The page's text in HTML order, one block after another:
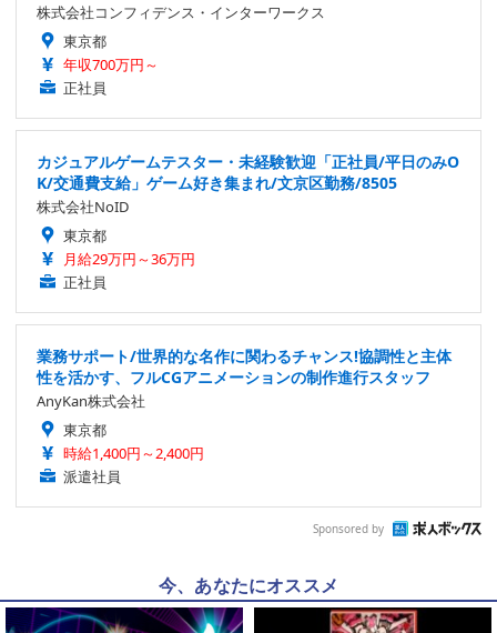
株式会社コンフィデンス・インターワークス
東京都
年収700万円～
正社員
カジュアルゲームテスター・未経験歓迎「正社員/平日のみO
K/交通費支給」ゲーム好き集まれ/文京区勤務/8505
株式会社NoID
東京都
月給29万円～36万円
正社員
業務サポート/世界的な名作に関わるチャンス!協調性と主体
性を活かす、フルCGアニメーションの制作進行スタッフ
AnyKan株式会社
東京都
時給1,400円～2,400円
派遣社員
Sponsored by
今、あなたにオススメ